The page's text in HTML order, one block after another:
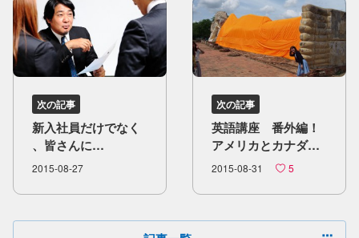
次の記事
新入社員だけでなく
、​皆さんに​
読んでいただきたい
おける​会話術
2015-08-27
次の記事
英語講座 番外編！​
アメリカと​カナダの​
違いって？
2015-08-31 5